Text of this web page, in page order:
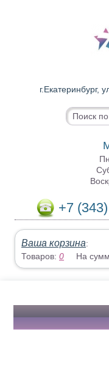
г.Екатеринбург,
+7
Ваша корзина:
Товаров:0 На